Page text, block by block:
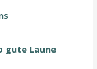
gute Laune